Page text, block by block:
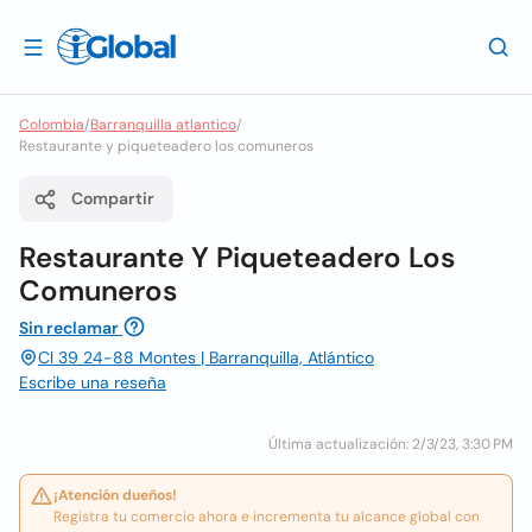
Colombia/Barranquilla atlantico/
Restaurante y piqueteadero los comuneros
Compartir
Restaurante Y Piqueteadero Los
Comuneros
Sin reclamar
Cl 39 24-88 Montes | Barranquilla, Atlántico
Escribe una reseña
Última actualización: 2/3/23, 3:30 PM
¡Atención dueños!
Registra tu comercio ahora e incrementa tu alcance global con